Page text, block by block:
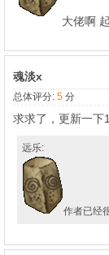
大佬啊
魂淡x
总体评分: 5 分
求求了，更新一下
远乐:
作者已经